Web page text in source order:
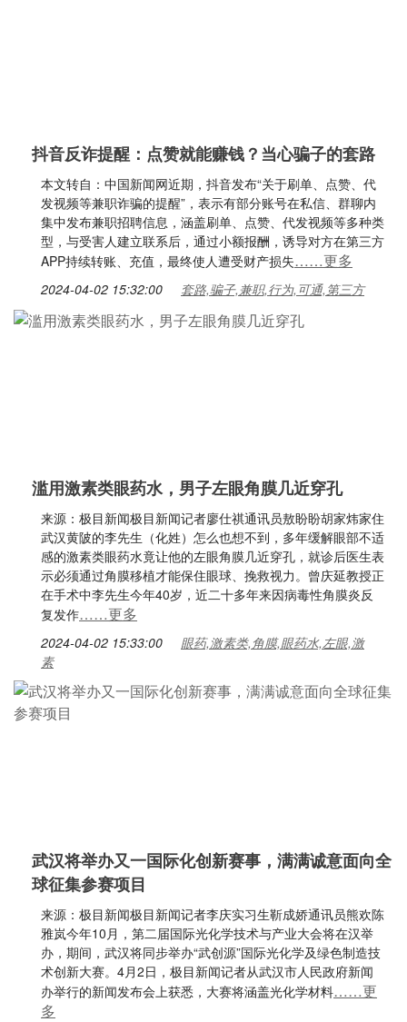
抖音反诈提醒：点赞就能赚钱？当心骗子的套路
本文转自：中国新闻网近期，抖音发布“关于刷单、点赞、代
发视频等兼职诈骗的提醒”，表示有部分账号在私信、群聊内
集中发布兼职招聘信息，涵盖刷单、点赞、代发视频等多种类
型，与受害人建立联系后，通过小额报酬，诱导对方在第三方
APP持续转账、充值，最终使人遭受财产损失……更多
2024-04-02 15:32:00 套路,骗子,兼职,行为,可通,第三方
滥用激素类眼药水，男子左眼角膜几近穿孔
来源：极目新闻极目新闻记者廖仕祺通讯员敖盼盼胡家炜家住
武汉黄陂的李先生（化姓）怎么也想不到，多年缓解眼部不适
感的激素类眼药水竟让他的左眼角膜几近穿孔，就诊后医生表
示必须通过角膜移植才能保住眼球、挽救视力。曾庆延教授正
在手术中李先生今年40岁，近二十多年来因病毒性角膜炎反
复发作……更多
2024-04-02 15:33:00
眼药,激素类,角膜,眼药水,左眼,激
素
武汉将举办又一国际化创新赛事，满满诚意面向全
球征集参赛项目
来源：极目新闻极目新闻记者李庆实习生靳成娇通讯员熊欢陈
雅岚今年10月，第二届国际光化学技术与产业大会将在汉举
办，期间，武汉将同步举办“武创源”国际光化学及绿色制造技
术创新大赛。4月2日，极目新闻记者从武汉市人民政府新闻
办举行的新闻发布会上获悉，大赛将涵盖光化学材料……更
多